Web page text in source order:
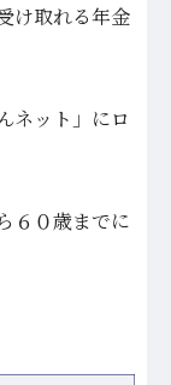
け取れる年金
ネット」にロ
６０歳までに